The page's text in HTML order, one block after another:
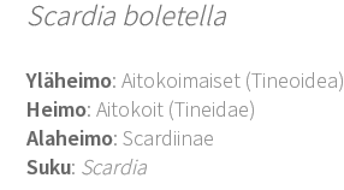
Scardia boletella
Yläheimo: Aitokoimaiset (Tineoidea)
Heimo: Aitokoit (Tineidae)
Alaheimo: Scardiinae
Suku: Scardia